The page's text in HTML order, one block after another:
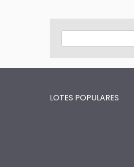
LOTES POPULARES